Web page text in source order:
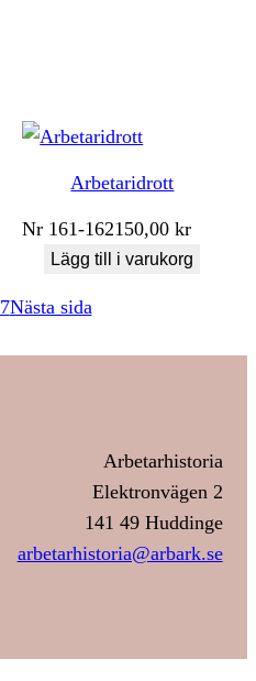
Arbetaridrott
Nr 161-162150,00kr
Lägg till i varukorg
7Nästa sida
Arbetarhistoria
Elektronvägen 2
141 49 Huddinge
arbetarhistoria@arbark.se